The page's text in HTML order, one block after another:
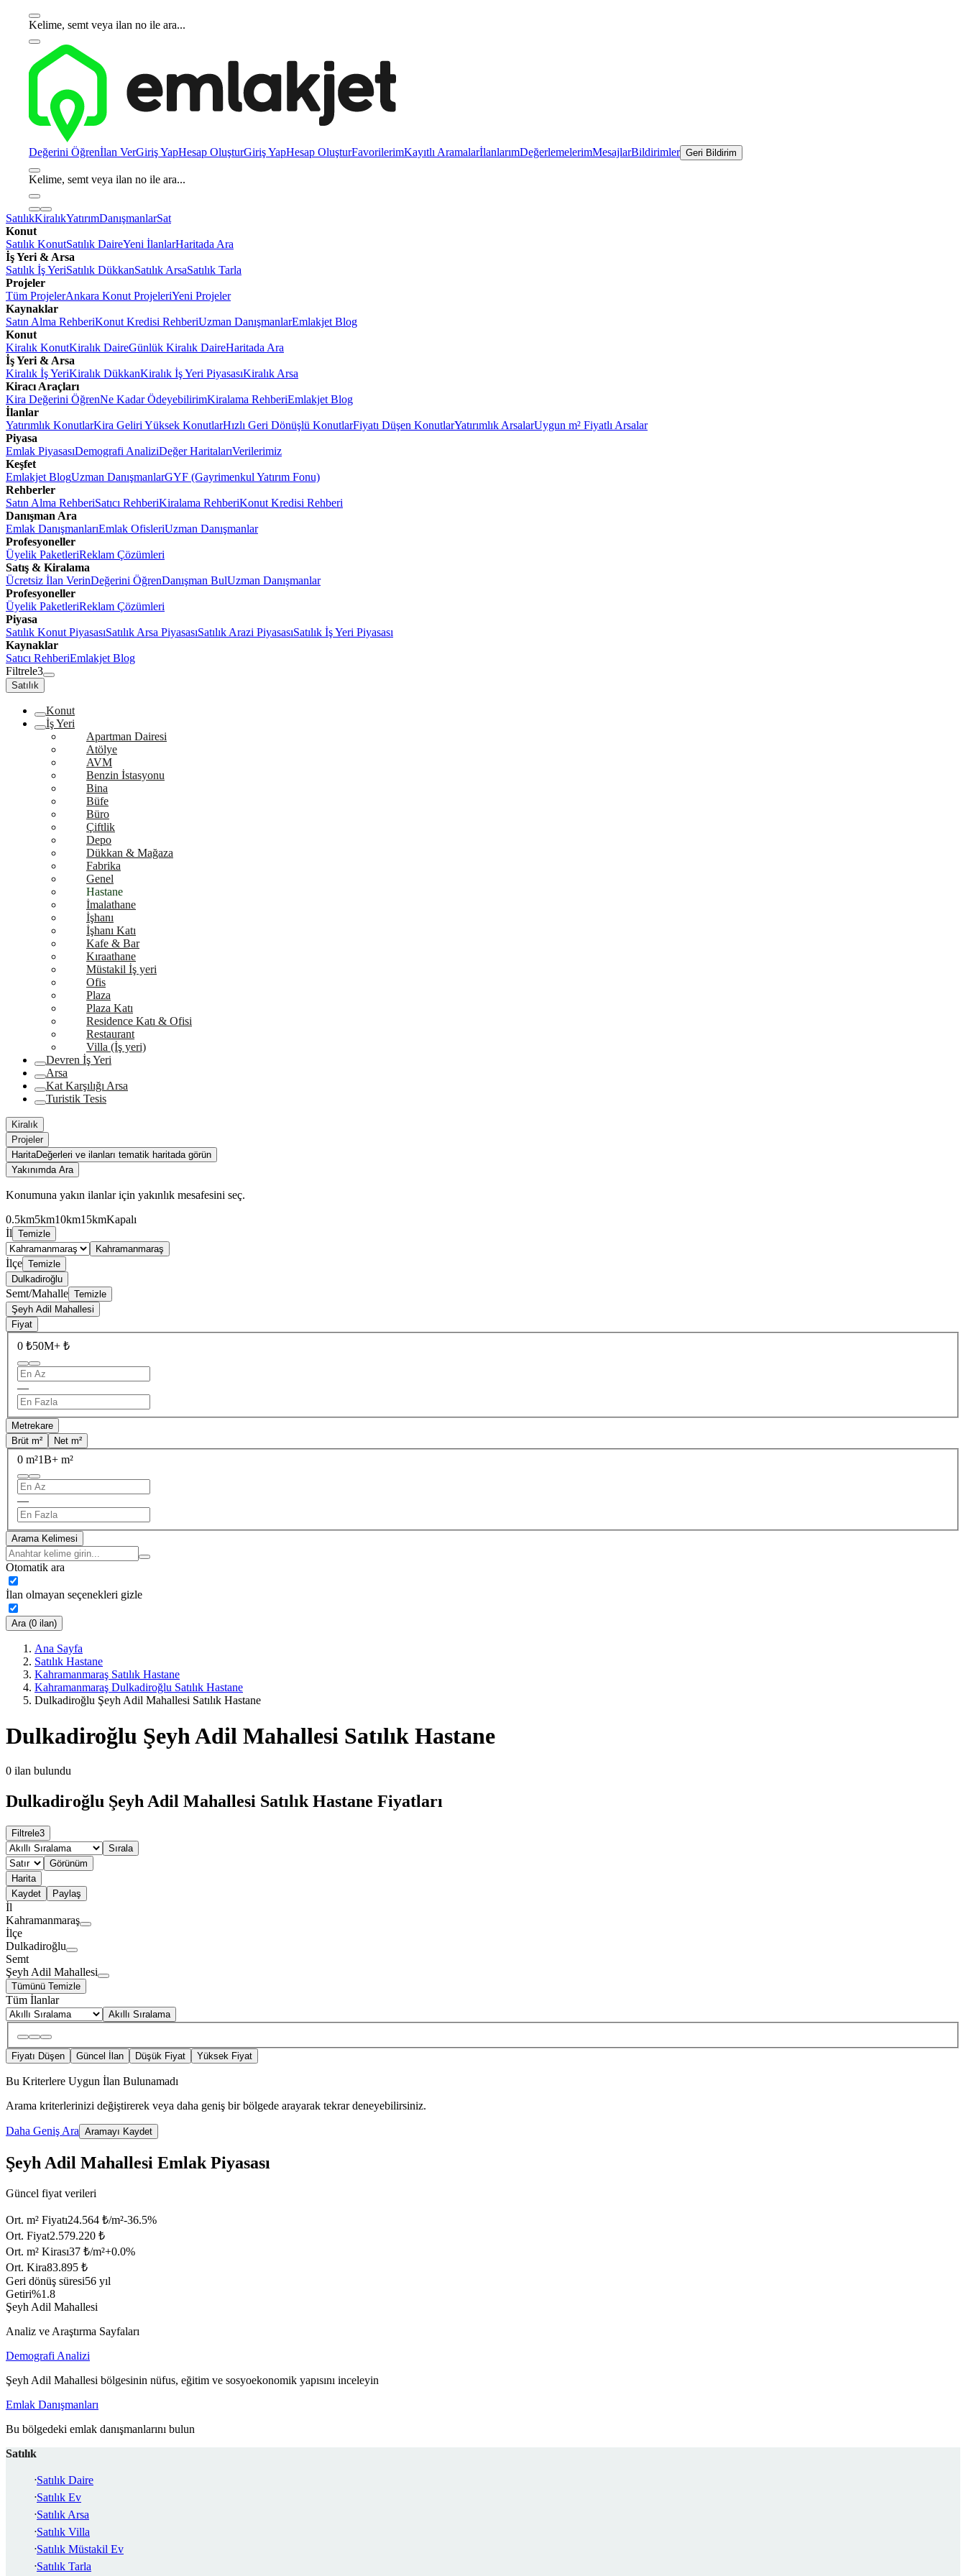
Kelime, semt veya ilan no ile ara...
Değerini Öğrenİlan VerGiriş YapHesap OluşturGiriş YapHesap OluşturFavorilerimKayıtlı AramalarİlanlarımDeğerlemelerimMesajlarBildirimler Geri Bildirim
Kelime, semt veya ilan no ile ara...
SatılıkKiralıkYatırımDanışmanlarSat
Konut
Satılık KonutSatılık DaireYeni İlanlarHaritada Ara
İş Yeri & Arsa
Satılık İş YeriSatılık DükkanSatılık ArsaSatılık Tarla
Projeler
Tüm ProjelerAnkara Konut ProjeleriYeni Projeler
Kaynaklar
Satın Alma RehberiKonut Kredisi RehberiUzman DanışmanlarEmlakjet Blog
Konut
Kiralık KonutKiralık DaireGünlük Kiralık DaireHaritada Ara
İş Yeri & Arsa
Kiralık İş YeriKiralık DükkanKiralık İş Yeri PiyasasıKiralık Arsa
Kiracı Araçları
Kira Değerini ÖğrenNe Kadar ÖdeyebilirimKiralama RehberiEmlakjet Blog
İlanlar
Yatırımlık KonutlarKira Geliri Yüksek KonutlarHızlı Geri Dönüşlü KonutlarFiyatı Düşen KonutlarYatırımlık ArsalarUygun m² Fiyatlı Arsalar
Piyasa
Emlak PiyasasıDemografi AnaliziDeğer HaritalarıVerilerimiz
Keşfet
Emlakjet BlogUzman DanışmanlarGYF (Gayrimenkul Yatırım Fonu)
Rehberler
Satın Alma RehberiSatıcı RehberiKiralama RehberiKonut Kredisi Rehberi
Danışman Ara
Emlak DanışmanlarıEmlak OfisleriUzman Danışmanlar
Profesyoneller
Üyelik PaketleriReklam Çözümleri
Satış & Kiralama
Ücretsiz İlan VerinDeğerini ÖğrenDanışman BulUzman Danışmanlar
Profesyoneller
Üyelik PaketleriReklam Çözümleri
Piyasa
Satılık Konut PiyasasıSatılık Arsa PiyasasıSatılık Arazi PiyasasıSatılık İş Yeri Piyasası
Kaynaklar
Satıcı RehberiEmlakjet Blog
Filtrele3
Satılık
Konut
İş Yeri
Apartman Dairesi
Atölye
AVM
Benzin İstasyonu
Bina
Büfe
Büro
Çiftlik
Depo
Dükkan & Mağaza
Fabrika
Genel
Hastane
İmalathane
İşhanı
İşhanı Katı
Kafe & Bar
Kıraathane
Müstakil İş yeri
Ofis
Plaza
Plaza Katı
Residence Katı & Ofisi
Restaurant
Villa (İş yeri)
Devren İş Yeri
Arsa
Kat Karşılığı Arsa
Turistik Tesis
Kiralık
Projeler
HaritaDeğerleri ve ilanları tematik haritada görün
Yakınımda Ara
Konumuna yakın ilanlar için yakınlık mesafesini seç.
0.5km5km10km15kmKapalı
İl Temizle
Kahramanmaraş
İlçe Temizle
Dulkadiroğlu
Semt/Mahalle Temizle
Şeyh Adil Mahallesi
Fiyat
0 ₺50M+ ₺
—
Metrekare
Brüt m²
Net m²
0 m²1B+ m²
—
Arama Kelimesi
Otomatik ara
İlan olmayan seçenekleri gizle
Ara (0 ilan)
Ana Sayfa
Satılık Hastane
Kahramanmaraş Satılık Hastane
Kahramanmaraş Dulkadiroğlu Satılık Hastane
Dulkadiroğlu Şeyh Adil Mahallesi Satılık Hastane
Dulkadiroğlu Şeyh Adil Mahallesi Satılık Hastane
0 ilan bulundu
Dulkadiroğlu Şeyh Adil Mahallesi Satılık Hastane Fiyatları
Filtrele3
Sırala
Görünüm
Harita
Kaydet
Paylaş
İl
Kahramanmaraş
İlçe
Dulkadiroğlu
Semt
Şeyh Adil Mahallesi
Tümünü Temizle
Tüm İlanlar
Akıllı Sıralama
Fiyatı Düşen Güncel İlan Düşük Fiyat Yüksek Fiyat
Bu Kriterlere Uygun İlan Bulunamadı
Arama kriterlerinizi değiştirerek veya daha geniş bir bölgede arayarak tekrar deneyebilirsiniz.
Daha Geniş Ara Aramayı Kaydet
Şeyh Adil Mahallesi Emlak Piyasası
Güncel fiyat verileri
Ort. m² Fiyatı24.564 ₺/m²-36.5%
Ort. Fiyat2.579.220 ₺
Ort. m² Kirası37 ₺/m²+0.0%
Ort. Kira83.895 ₺
Geri dönüş süresi56 yıl
Getiri%1.8
Şeyh Adil Mahallesi
Analiz ve Araştırma Sayfaları
Demografi Analizi
Şeyh Adil Mahallesi bölgesinin nüfus, eğitim ve sosyoekonomik yapısını inceleyin
Emlak Danışmanları
Bu bölgedeki emlak danışmanlarını bulun
Satılık
Satılık Daire
Satılık Ev
Satılık Arsa
Satılık Villa
Satılık Müstakil Ev
Satılık Tarla